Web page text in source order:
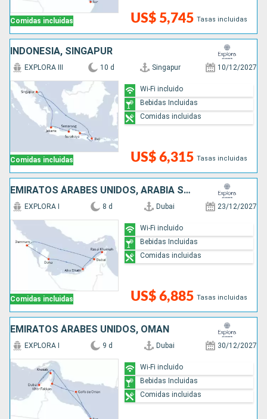
Comidas incluidas US$ 5,745 Tasas incluidas
INDONESIA, SINGAPUR
Comidas incluidas
EXPLORA III 10 d Singapur 10/12/2027
US$ 6,315 Tasas incluidas
Wi-Fi incluido
Bebidas Incluidas
Comidas incluidas
EMIRATOS ÁRABES UNIDOS, ARABIA SAUDÍ, QATAR
Comidas incluidas
EXPLORA I 8 d Dubai 23/12/2027
US$ 6,885 Tasas incluidas
Wi-Fi incluido
Bebidas Incluidas
Comidas incluidas
EMIRATOS ÁRABES UNIDOS, OMAN
EXPLORA I 9 d Dubai 30/12/2027
Wi-Fi incluido
Bebidas Incluidas
Comidas incluidas